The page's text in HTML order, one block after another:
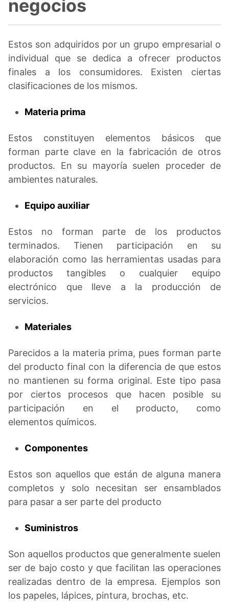
negocios
Estos son adquiridos por un grupo empresarial o
individual que se dedica a ofrecer productos
finales a los consumidores. Existen ciertas
clasificaciones de los mismos.
Materia prima
Estos constituyen elementos básicos que
forman parte clave en la fabricación de otros
productos. En su mayoría suelen proceder de
ambientes naturales.
Equipo auxiliar
Estos no forman parte de los productos
terminados. Tienen participación en su
elaboración como las herramientas usadas para
productos tangibles o cualquier equipo
electrónico que lleve a la producción de
servicios.
Materiales
Parecidos a la materia prima, pues forman parte
del producto final con la diferencia de que estos
no mantienen su forma original. Este tipo pasa
por ciertos procesos que hacen posible su
participación en el producto, como
elementos químicos.
Componentes
Estos son aquellos que están de alguna manera
completos y solo necesitan ser ensamblados
para pasar a ser parte del producto
Suministros
Son aquellos productos que generalmente suelen
ser de bajo costo y que facilitan las operaciones
realizadas dentro de la empresa. Ejemplos son
los papeles, lápices, pintura, brochas, etc.